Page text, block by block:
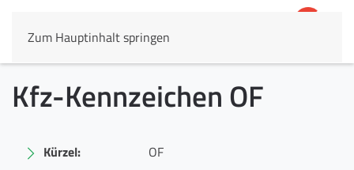
Zum Hauptinhalt springen
Kfz-Kennzeichen OF
Kürzel: OF